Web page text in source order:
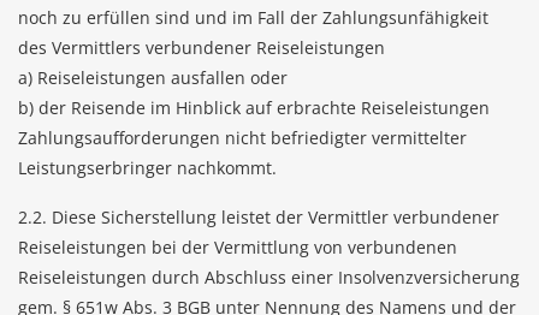
noch zu erfüllen sind und im Fall der Zahlungsunfähigkeit
des Vermittlers verbundener Reiseleistungen
a) Reiseleistungen ausfallen oder
b) der Reisende im Hinblick auf erbrachte Reiseleistungen
Zahlungsaufforderungen nicht befriedigter vermittelter
Leistungserbringer nachkommt.
2.2. Diese Sicherstellung leistet der Vermittler verbundener
Reiseleistungen bei der Vermittlung von verbundenen
Reiseleistungen durch Abschluss einer Insolvenzversicherung
gem. § 651w Abs. 3 BGB unter Nennung des Namens und der